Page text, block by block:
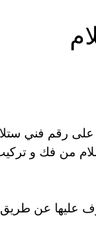
رقم فني
من فك و
عليها عن